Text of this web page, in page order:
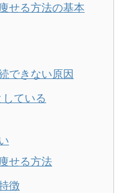
せる方法の基本
できない原因
ている
せる方法
徴